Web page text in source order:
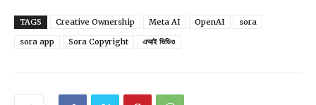
TAGS Creative Ownership Meta AI OpenAI
sora
sora app
Sora Copyright এআই ভিডিও